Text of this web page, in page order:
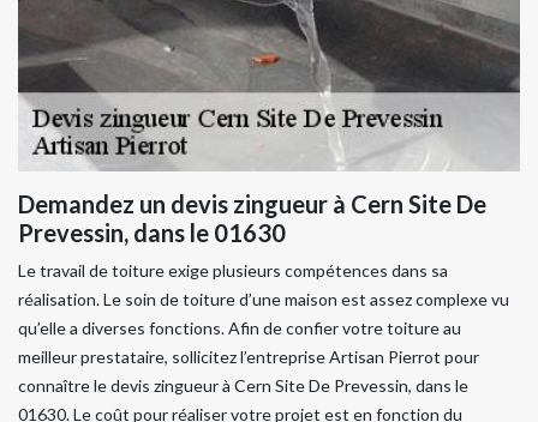
Demandez un devis zingueur à Cern Site De
Prevessin, dans le 01630
Le travail de toiture exige plusieurs compétences dans sa
réalisation. Le soin de toiture d’une maison est assez complexe vu
qu’elle a diverses fonctions. Afin de confier votre toiture au
meilleur prestataire, sollicitez l’entreprise Artisan Pierrot pour
connaître le devis zingueur à Cern Site De Prevessin, dans le
01630. Le coût pour réaliser votre projet est en fonction du